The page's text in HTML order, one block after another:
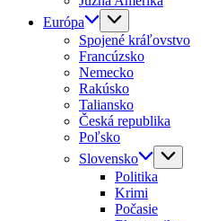
Európa
Spojené kráľovstvo
Francúzsko
Nemecko
Rakúsko
Taliansko
Česká republika
Poľsko
Slovensko
Politika
Krimi
Počasie